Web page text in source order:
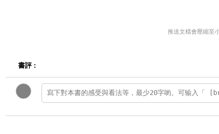
推送文檔會壓縮至
書評 :